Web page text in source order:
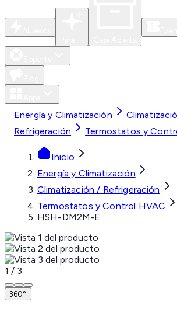
Energía y Climatización
Refrigeración
Termostatos y
Inicio
Energía y Climatización
Climatización / Refrigeración
Termostatos y Control HVAC
HSH-DM2M-E
1 / 3
360°